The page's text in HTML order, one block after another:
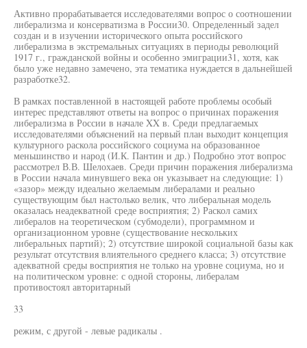
Активно прорабатывается исследователями вопрос о соотношении
либерализма и консерватизма в России30. Определенный задел
создан и в изучении исторического опыта российского
либерализма в экстремальных ситуациях в периоды революций
1917 г., гражданской войны и особенно эмиграции31, хотя, как
было уже недавно замечено, эта тематика нуждается в дальнейшей
разработке32.
В рамках поставленной в настоящей работе проблемы особый
интерес представляют ответы на вопрос о причинах поражения
либерализма в России в начале XX в. Среди предлагаемых
исследователями объяснений на первый план выходит концепция
культурного раскола российского социума на образованное
меньшинство и народ (И.К. Пантин и др.) Подробно этот вопрос
рассмотрел В.В. Шелохаев. Среди причин поражения либерализма
в России начала минувшего века он указывает на следующие: 1)
«зазор» между идеально желаемым либералами и реально
существующим был настолько велик, что либеральная модель
оказалась неадекватной среде восприятия; 2) Раскол самих
либералов на теоретическом (субмодели), программном и
организационном уровне (существование нескольких
либеральных партий); 2) отсутствие широкой социальной базы как
результат отсутствия влиятельного среднего класса; 3) отсутствие
адекватной среды восприятия не только на уровне социума, но и
на политическом уровне: с одной стороны, либералам
противостоял авторитарный
33
режим, с другой - левые радикалы .